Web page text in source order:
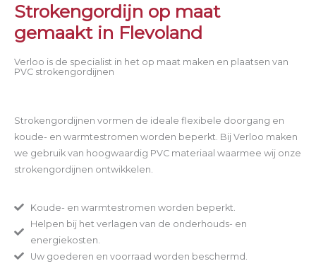
Strokengordijn op maat
gemaakt in Flevoland
Verloo is de specialist in het op maat maken en plaatsen van
PVC strokengordijnen
Strokengordijnen vormen de ideale flexibele doorgang en
koude- en warmtestromen worden beperkt. Bij Verloo maken
we gebruik van hoogwaardig PVC materiaal waarmee wij onze
strokengordijnen ontwikkelen.
Koude- en warmtestromen worden beperkt.
Helpen bij het verlagen van de onderhouds- en
energiekosten.
Uw goederen en voorraad worden beschermd.